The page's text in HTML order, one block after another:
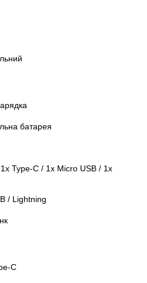
батарея
Type-C / 1x Micro USB / 1x
/ Lightning
C